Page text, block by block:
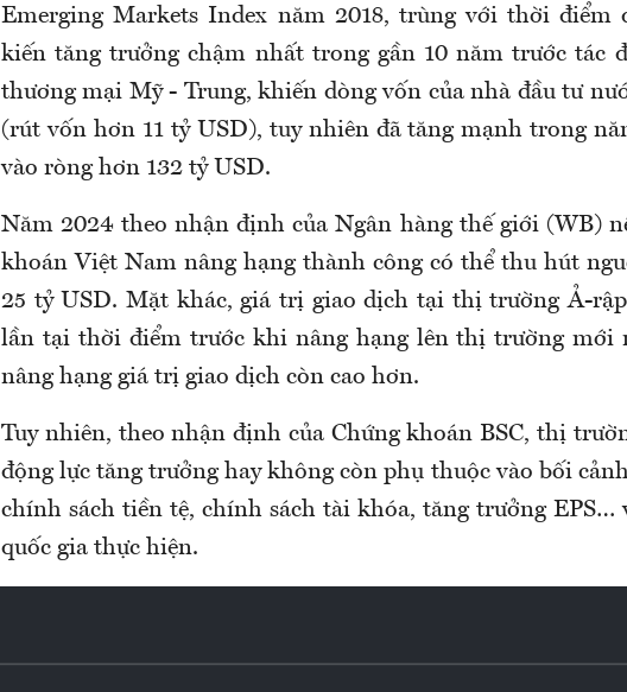
Emerging Markets Index năm 2018, trùng với thời điểm
kiến tăng trưởng chậm nhất trong gần 10 năm trước tác
thương mại Mỹ - Trung, khiến dòng vốn của nhà đầu tư
(rút vốn hơn 11 tỷ USD), tuy nhiên đã tăng mạnh trong
vào ròng hơn 132 tỷ USD.
Năm 2024 theo nhận định của Ngân hàng thế giới (WB)
khoán Việt Nam nâng hạng thành công có thể thu hút
25 tỷ USD. Mặt khác, giá trị giao dịch tại thị trường Ả-
lần tại thời điểm trước khi nâng hạng lên thị trường mới
nâng hạng giá trị giao dịch còn cao hơn.
Tuy nhiên, theo nhận định của Chứng khoán BSC, thị
động lực tăng trưởng hay không còn phụ thuộc vào bối
chính sách tiền tệ, chính sách tài khóa, tăng trưởng EPS…
quốc gia thực hiện.